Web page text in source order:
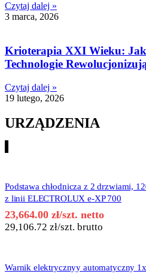
Czytaj dalej »
3 marca, 2026
Krioterapia XXI Wieku: Jak
Technologie
Czytaj dalej »
19 lutego, 2026
URZĄDZENIA
Podstawa chłodnicza z 2 drzwiami,
z linii ELECTROLUX e-XP 700
23,664.00 zł/szt. netto
29,106.72 zł/szt. brutto
Warnik elektrycznyy automatyczny